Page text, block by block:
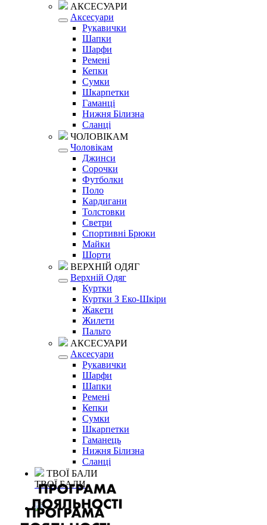
АКСЕСУАРИ
Аксесуари
Рукавички
Шапки
Шарфи
Ремені
Кепки
Сумки
Шкарпетки
Гаманці
Нижня Білизна
Сланці
ЧОЛОВІКАМ
Чоловікам
Джинси
Сорочки
Футболки
Поло
Кардигани
Толстовки
Светри
Спортивні Брюки
Майки
Шорти
ВЕРХНІЙ ОДЯГ
Верхній Одяг
Куртки
Куртки З Еко-Шкіри
Жакети
Жилети
Пальто
АКСЕСУАРИ
Аксесуари
Рукавички
Шарфи
Шапки
Ремені
Кепки
Сумки
Шкарпетки
Гаманець
Нижня Білизна
Сланці
ТВОЇ БАЛИ
ТВОЇ БАЛИ